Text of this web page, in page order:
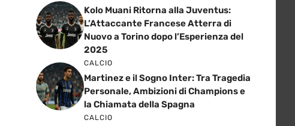
Kolo Muani Ritorna alla Juventus:
L’Attaccante Francese Atterra di
Nuovo a Torino dopo l’Esperienza del
2025
CALCIO
Martinez e il Sogno Inter: Tra Tragedia
Personale, Ambizioni di Champions e
la Chiamata della Spagna
CALCIO